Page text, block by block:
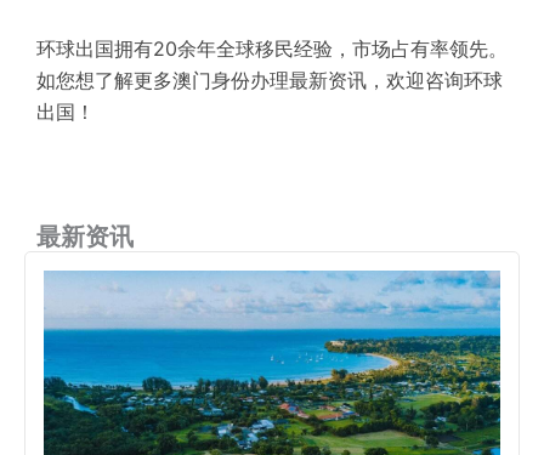
环球出国拥有20余年全球移民经验，市场占有率领先。
如您想了解更多澳门身份办理最新资讯，欢迎咨询环球
出国 ！
最新资讯